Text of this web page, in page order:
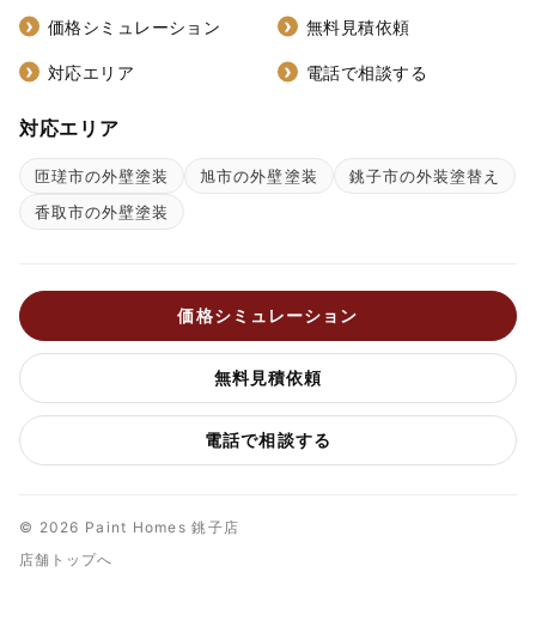
価格シミュレーション 無料見積依頼
対応エリア 電話で相談する
対応エリア
匝瑳市の外壁塗装 旭市の外壁塗装
銚子市の外装塗替え
香取市の外壁塗装
価格シミュレーション
無料見積依頼
電話で相談する
© 2026 Paint Homes 銚子店
店舗トップへ